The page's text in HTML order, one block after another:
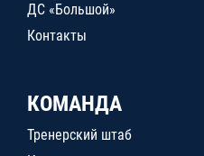
ДС «Большой»
Контакты
КОМАНДА
Тренерский штаб